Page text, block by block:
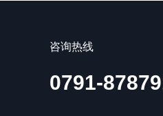
咨询热线
0791-